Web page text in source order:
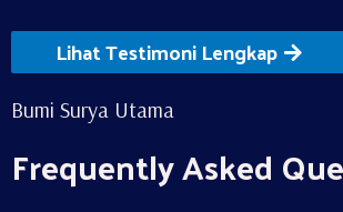
Lihat Testimoni Lengkap
Bumi Surya Utama
Frequently Asked